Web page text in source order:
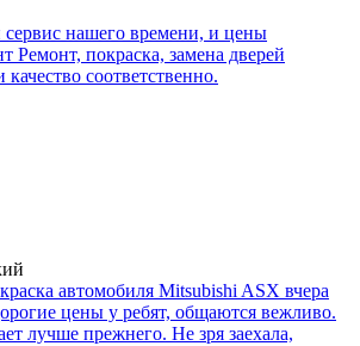
нашего времени, и цены
Ремонт, покраска, замена дверей
соответственно.
автомобиля Mitsubishi ASX вчера
цены у ребят, общаются вежливо.
лучше прежнего. Не зря заехала,